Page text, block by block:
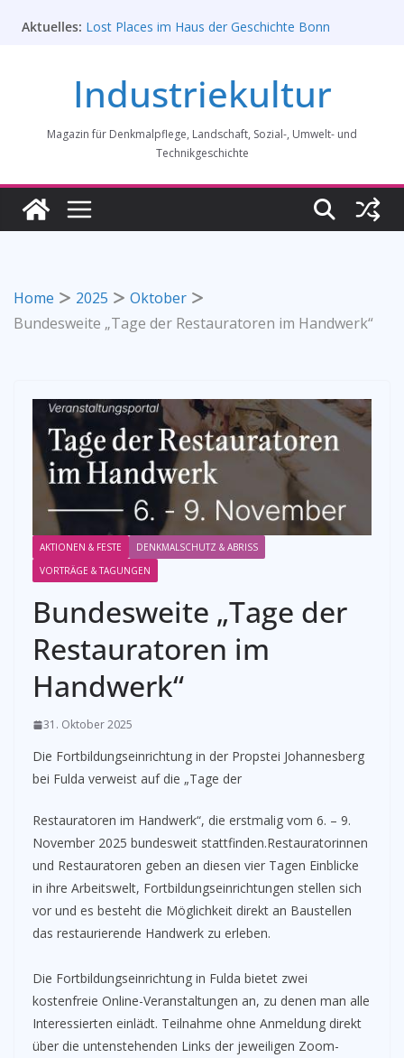
Inhalt
Aktuelles: Lost Places im Haus der Geschichte Bonn
Vereins für Gussstahlfabrikation 1860 -1945:
Ausstellung in Bochum vom 28. Mai 2026 bis 31.
Rahmenprogramm der Tagung des
Bundesverbands Industriekultur in Augsburg 11/26
Industriekultur Westfalens
Industriekultur
Magazin für Denkmalpflege, Landschaft, Sozial-, Umwelt- und
Technikgeschichte
Home 2025
Oktober
Bundesweite „Tage der Restauratoren im Handwerk“
AKTIONEN & FESTE
DENKMALSCHUTZ & ABRISS
VORTRÄGE & TAGUNGEN
Bundesweite „Tage der
Restauratoren im
Handwerk“
31. Oktober 2025
Die Fortbildungseinrichtung in der Propstei Johannesberg
bei Fulda verweist auf die „Tage der
Restauratoren im Handwerk“, die erstmalig vom 6. – 9.
November 2025 bundesweit stattfinden.Restauratorinnen
und Restauratoren geben an diesen vier Tagen Einblicke
in ihre Arbeitswelt, Fortbildungseinrichtungen stellen sich
vor und es besteht die Möglichkeit direkt an Baustellen
das restaurierende Handwerk zu erleben.
Die Fortbildungseinrichtung in Fulda bietet zwei
kostenfreie Online-Veranstaltungen an, zu denen man alle
Interessierten einlädt. Teilnahme ohne Anmeldung direkt
über die untenstehenden Links der jeweiligen Zoom-